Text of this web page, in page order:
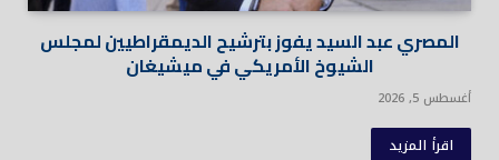
المصري عبد السيد يفوز بترشيح الديمقراطيين لمجلس
الشيوخ الأمريكي في ميشيغان
أغسطس 5, 2026
اقرأ المزيد